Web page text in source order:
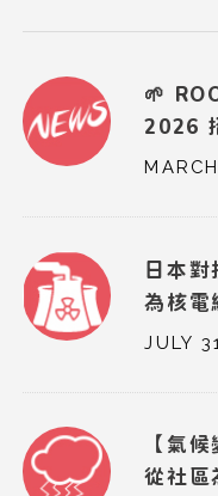
🌱
2026
日本對
為核電
JULY
【氣
從社